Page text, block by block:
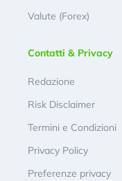
Valute (Forex)
Contatti & Privacy
Redazione
Risk Disclaimer
Termini e Condizioni
Privacy Policy
Preferenze privacy